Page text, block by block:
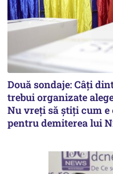
Două sondaje: Câți
trebui organizate
Nu vreți să știți cum
pentru demiterea lui